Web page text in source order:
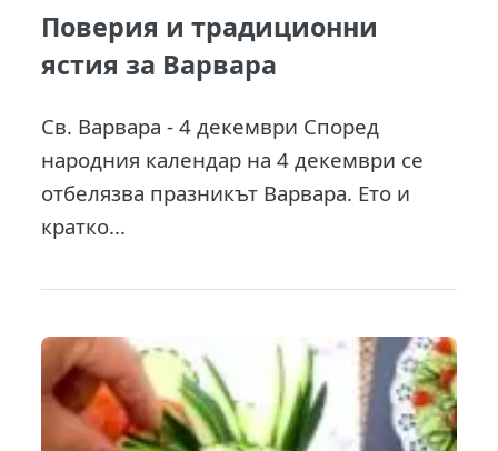
Поверия и традиционни
ястия за Варвара
Св. Варвара - 4 декември Според
народния календар на 4 декември се
отбелязва празникът Варвара. Ето и
кратко...